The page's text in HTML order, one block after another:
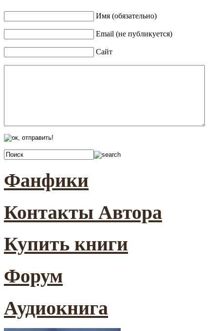
Имя (обязательно)
Email (не публикуется)
Сайт
Фанфики
Контакты Автора
Купить книги
Форум
Аудиокнига